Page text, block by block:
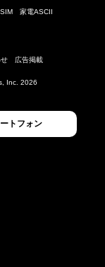
家電ASCII
広告掲載
Inc. 2026
トフォン